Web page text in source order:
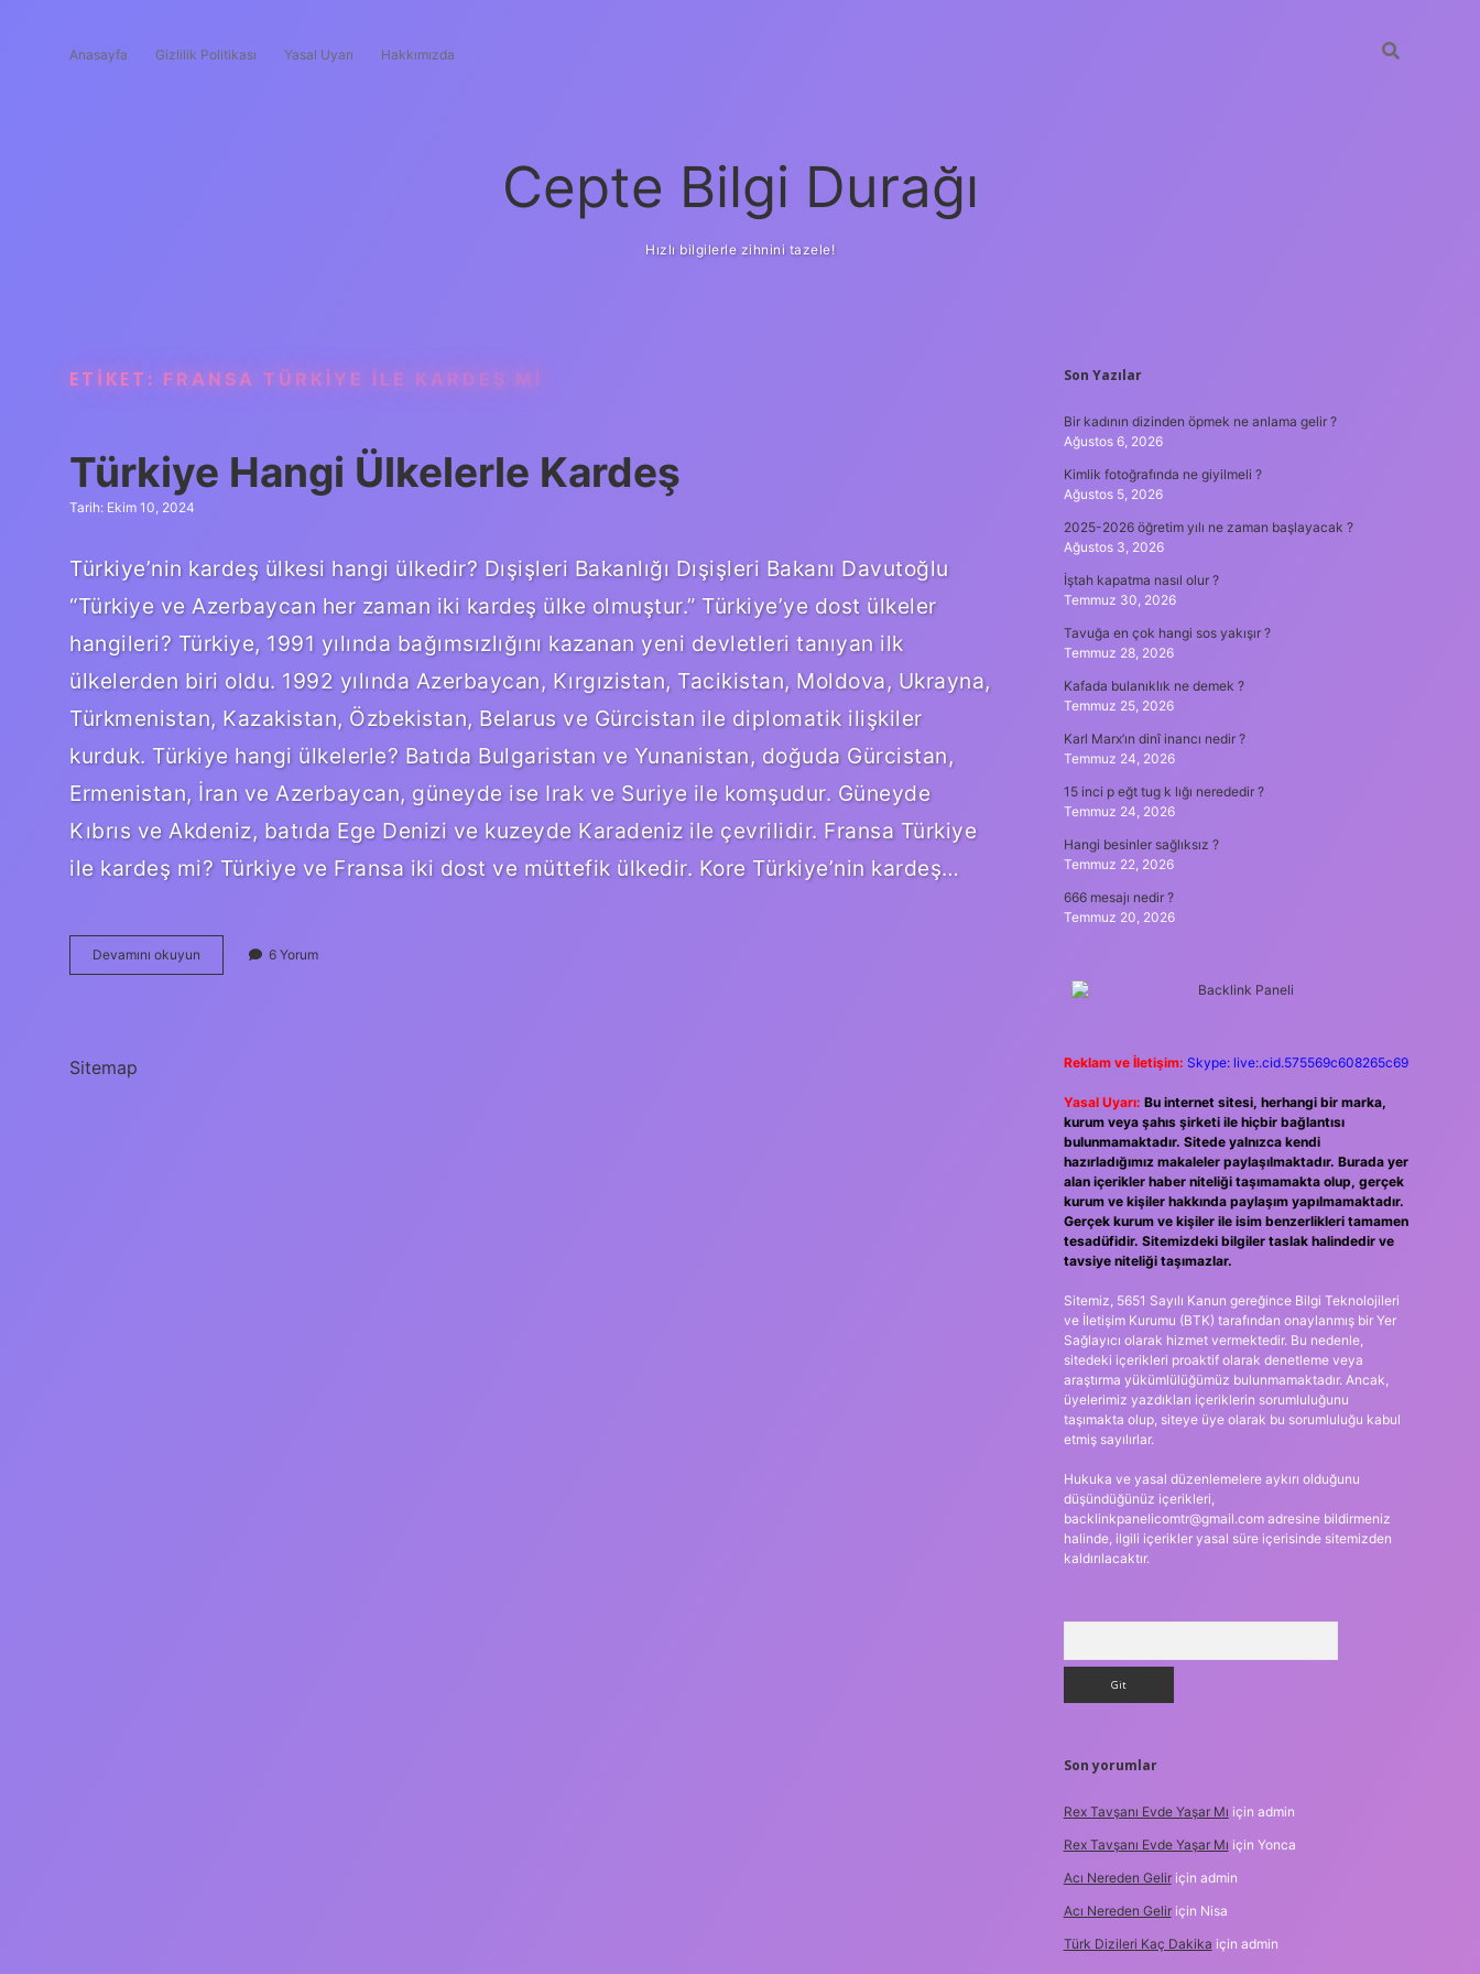
Anasayfa Gizlilik Politikası Yasal Uyarı Hakkımızda
Cepte Bilgi Durağı
Hızlı bilgilerle zihnini tazele!
ETIKET: FRANSA TÜRKIYE ILE KARDEŞ MI
Türkiye Hangi Ülkelerle Kardeş
Tarih: Ekim 10, 2024
Türkiye’nin kardeş ülkesi hangi ülkedir? Dışişleri Bakanlığı Dışişleri Bakanı Davutoğlu
“Türkiye ve Azerbaycan her zaman iki kardeş ülke olmuştur.” Türkiye’ye dost ülkeler
hangileri? Türkiye, 1991 yılında bağımsızlığını kazanan yeni devletleri tanıyan ilk
ülkelerden biri oldu. 1992 yılında Azerbaycan, Kırgızistan, Tacikistan, Moldova, Ukrayna,
Türkmenistan, Kazakistan, Özbekistan, Belarus ve Gürcistan ile diplomatik ilişkiler
kurduk. Türkiye hangi ülkelerle? Batıda Bulgaristan ve Yunanistan, doğuda Gürcistan,
Ermenistan, İran ve Azerbaycan, güneyde ise Irak ve Suriye ile komşudur. Güneyde
Kıbrıs ve Akdeniz, batıda Ege Denizi ve kuzeyde Karadeniz ile çevrilidir. Fransa Türkiye
ile kardeş mi? Türkiye ve Fransa iki dost ve müttefik ülkedir. Kore Türkiye’nin kardeş…
Devamını okuyun
Hangi
6 Yorum
Sitemap
SIDEBAR
Son Yazılar
Bir kadının dizinden öpmek ne anlama gelir ?
Ağustos 6, 2026
Kimlik fotoğrafında ne giyilmeli ?
Ağustos 5, 2026
2025-2026 öğretim yılı ne zaman başlayacak ?
Ağustos 3, 2026
İştah kapatma nasıl olur ?
Temmuz 30, 2026
Tavuğa en çok hangi sos yakışır ?
Temmuz 28, 2026
Kafada bulanıklık ne demek ?
Temmuz 25, 2026
Karl Marx’ın dinî inancı nedir ?
Temmuz 24, 2026
15 inci p eğt tug k lığı nerededir ?
Temmuz 24, 2026
Hangi besinler sağlıksız ?
Temmuz 22, 2026
666 mesajı nedir ?
Temmuz 20, 2026
Reklam ve İletişim: Skype: live:.cid.575569c608265c69
Yasal Uyarı: Bu internet sitesi, herhangi bir marka,
kurum veya şahıs şirketi ile hiçbir bağlantısı
bulunmamaktadır. Sitede yalnızca kendi
hazırladığımız makaleler paylaşılmaktadır. Burada yer
alan içerikler haber niteliği taşımamakta olup, gerçek
kurum ve kişiler hakkında paylaşım yapılmamaktadır.
Gerçek kurum ve kişiler ile isim benzerlikleri tamamen
tesadüfidir. Sitemizdeki bilgiler taslak halindedir ve
tavsiye niteliği taşımazlar.
Sitemiz, 5651 Sayılı Kanun gereğince Bilgi Teknolojileri
ve İletişim Kurumu (BTK) tarafından onaylanmış bir Yer
Sağlayıcı olarak hizmet vermektedir. Bu nedenle,
sitedeki içerikleri proaktif olarak denetleme veya
araştırma yükümlülüğümüz bulunmamaktadır. Ancak,
üyelerimiz yazdıkları içeriklerin sorumluluğunu
taşımakta olup, siteye üye olarak bu sorumluluğu kabul
etmiş sayılırlar.
Hukuka ve yasal düzenlemelere aykırı olduğunu
düşündüğünüz içerikleri,
backlinkpanelicomtr@gmail.comadresine bildirmeniz
halinde, ilgili içerikler yasal süre içerisinde sitemizden
kaldırılacaktır.
Son yorumlar
Rex Tavşanı Evde Yaşar Mı için admin
Rex Tavşanı Evde Yaşar Mı için Yonca
Acı Nereden Geliriçin admin
Acı Nereden Geliriçin Nisa
Türk Dizileri Kaç Dakika için admin